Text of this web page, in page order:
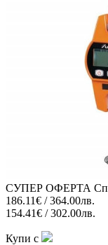
СУПЕР ОФЕРТА
186.11€ / 364.00лв.
154.41€ / 302.00лв.
Купи с